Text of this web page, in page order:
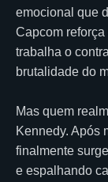
emocional que
Capcom
trabalha o
brutalidade do
Mas quem
Kennedy. Após
finalmente
e espalhando